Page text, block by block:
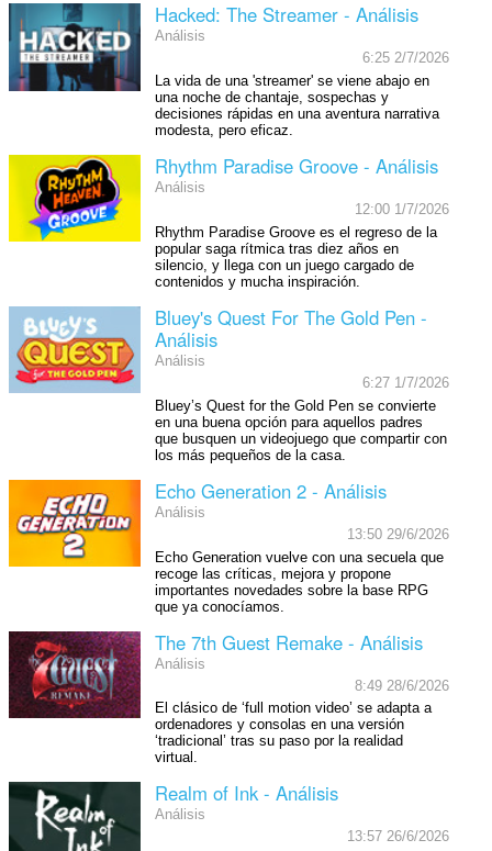
Hacked: The Streamer - Análisis
Análisis
6:25 2/7/2026
La vida de una 'streamer' se viene abajo en
una noche de chantaje, sospechas y
decisiones rápidas en una aventura narrativa
modesta, pero eficaz.
Rhythm Paradise Groove - Análisis
Análisis
12:00 1/7/2026
Rhythm Paradise Groove es el regreso de la
popular saga rítmica tras diez años en
silencio, y llega con un juego cargado de
contenidos y mucha inspiración.
Bluey's Quest For The Gold Pen -
Análisis
Análisis
6:27 1/7/2026
Bluey’s Quest for the Gold Pen se convierte
en una buena opción para aquellos padres
que busquen un videojuego que compartir con
los más pequeños de la casa.
Echo Generation 2 - Análisis
Análisis
13:50 29/6/2026
Echo Generation vuelve con una secuela que
recoge las críticas, mejora y propone
importantes novedades sobre la base RPG
que ya conocíamos.
The 7th Guest Remake - Análisis
Análisis
8:49 28/6/2026
El clásico de ‘full motion video’ se adapta a
ordenadores y consolas en una versión
‘tradicional’ tras su paso por la realidad
virtual.
Realm of Ink - Análisis
Análisis
13:57 26/6/2026